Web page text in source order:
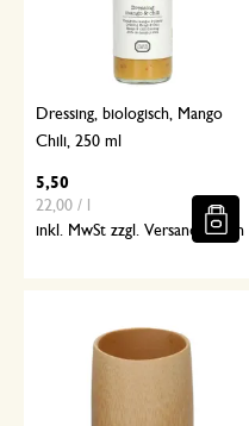
Dressing, biologisch, Mango
Chili, 250 ml
5,50
22,00 / l
inkl. MwSt zzgl. Versandkosten